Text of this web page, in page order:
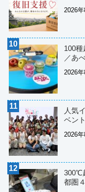
2026
100
／あ
2026
人気
ベン
2026
300℃
都圏